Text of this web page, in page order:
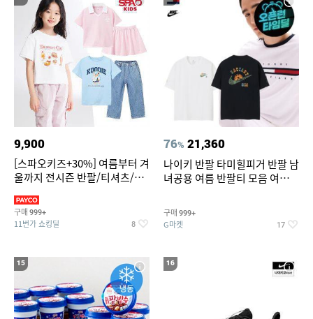
9,900
[스파오키즈+30%] 여름부터 겨
울까지 전시즌 반팔/티셔츠/셋
구매 999+
11번가 쇼킹딜 8
76% 21,360
나이키 반팔 타미힐피거 반팔 남
녀공용 여름 반팔티 모음 여름
구매 999+
G마켓 17
15 16